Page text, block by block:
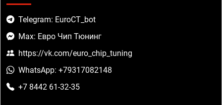
Telegram: EuroCT_bot
Max: Евро Чип Тюнинг
https://vk.com/euro_chip_tuning
WhatsApp: +79317082148
+7 8442 61-32-35